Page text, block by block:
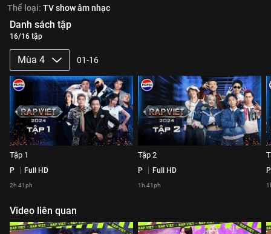
Thể loại: TV show âm nhạc
Danh sách tập
16/16 tập
Mùa 4 01-16
Tập 1
P Full HD
2h 41ph
Tập 2
P Full HD
1h 41ph
P
Video liên quan